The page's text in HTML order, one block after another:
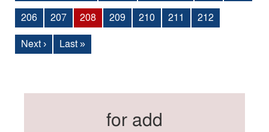
206
207 208 209 210 211
212
Next ›
Last »
for add